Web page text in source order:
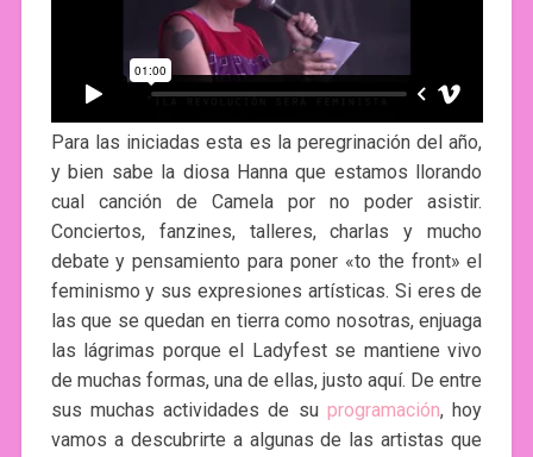
Para las iniciadas esta es la peregrinación del año,
y bien sabe la diosa Hanna que estamos llorando
cual canción de Camela por no poder asistir.
Conciertos, fanzines, talleres, charlas y mucho
debate y pensamiento para poner «to the front» el
feminismo y sus expresiones artísticas. Si eres de
las que se quedan en tierra como nosotras, enjuaga
las lágrimas porque el Ladyfest se mantiene vivo
de muchas formas, una de ellas, justo aquí. De entre
sus muchas actividades de suprogramación, hoy
vamos a descubrirte a algunas de las artistas que